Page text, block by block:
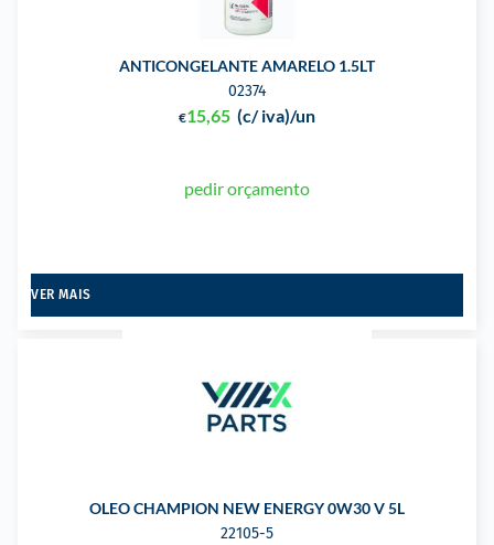
ANTICONGELANTE AMARELO 1.5LT
02374
€15,65 (c/ iva)/un
pedir orçamento
VER MAIS
OLEO CHAMPION NEW ENERGY 0W30 V 5L
22105-5